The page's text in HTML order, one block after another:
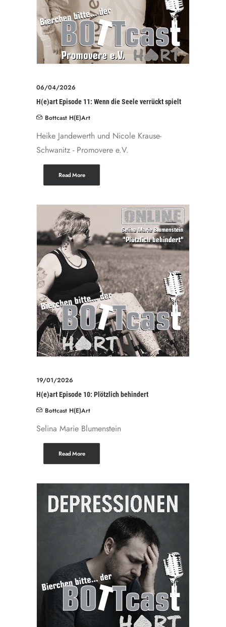
06/04/2026
H(e)art Episode 11: Wenn die Seele verrückt spielt
Bottcast H(e)art
Heike Jandewerth und Nicole Krause-
Schwanitz - Promovere e.V.
Read More
19/01/2026
H(e)art Episode 10: Plötzlich behindert
Bottcast H(e)art
Selina Marie Blumenstein
Read More